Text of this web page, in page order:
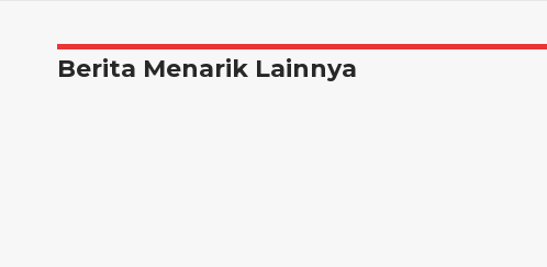
Berita Menarik Lainnya